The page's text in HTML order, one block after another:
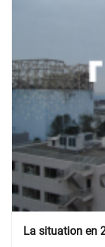
La situation en